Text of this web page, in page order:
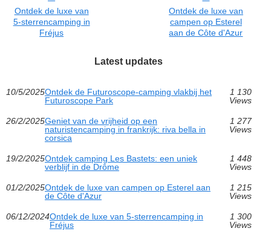
Ontdek de luxe van
5-sterrencamping in
Fréjus
Ontdek de luxe van
campen op Esterel
aan de Côte d'Azur
Latest updates
10/5/2025Ontdek de Futuroscope-camping vlakbij het
Futuroscope Park
1 130
Views
26/2/2025Geniet van de vrijheid op een
naturistencamping in frankrijk: riva bella in
corsica
1 277
Views
19/2/2025Ontdek camping Les Bastets: een uniek
verblijf in de Drôme
1 448
Views
01/2/2025Ontdek de luxe van campen op Esterel aan
de Côte d'Azur
1 215
Views
06/12/2024Ontdek de luxe van 5-sterrencamping in
Fréjus
1 300
Views